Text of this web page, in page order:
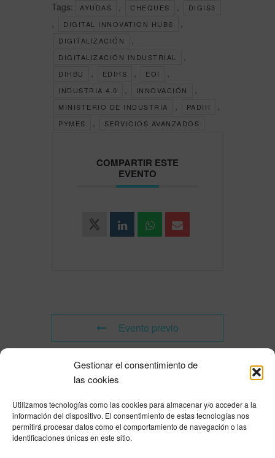
Gestionar el consentimiento de
las cookies
Utilizamos tecnologías como las cookies para almacenar y/o acceder a la
información del dispositivo. El consentimiento de estas tecnologías nos
permitirá procesar datos como el comportamiento de navegación o las
identificaciones únicas en este sitio.
Tags: AYUDAS , CHEQUES , DIGIS3
, DIGITAL INNOVATION HUBS ,
DIGITALIZACIÓN ,
DIGITALIZACIÓN INDUSTRIAL ,
DIHBU , EDIHS , EOI ,
INDUSTRIA 4.0 , INNOVACIÓN ,
MINISTERIO DE INDUSTRIA , PADIH ,
PYMES , SERVICIOS AVANZADOS
COMPARTIR ESTE
EVENTO
Evento previo
Evento siguiente
Powered byModern Events Calendar
Política de privacidad| Aviso Legal|Política de cookies|DNSH|Trabaja con
nosotros
HOME